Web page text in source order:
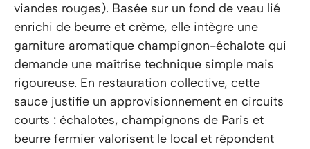
viandes rouges). Basée sur un fond de veau lié
enrichi de beurre et crème, elle intègre une
garniture aromatique champignon-échalote qui
demande une maîtrise technique simple mais
rigoureuse. En restauration collective, cette
sauce justifie un approvisionnement en circuits
courts : échalotes, champignons de Paris et
beurre fermier valorisent le local et répondent